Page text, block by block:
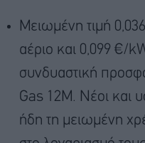
Μειωμένη τιμή
αέριο και 0,099 €/
συνδυαστική
Gas 12Μ. Νέοι και
ήδη τη μειωμένη